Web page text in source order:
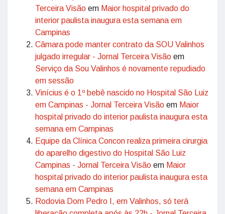
Terceira Visão em Maior hospital privado do
interior paulista inaugura esta semana em
Campinas
Câmara pode manter contrato da SOU Valinhos
julgado irregular - Jornal Terceira Visão em
Serviço da Sou Valinhos é novamente repudiado
em sessão
Vinícius é o 1º bebê nascido no Hospital São Luiz
em Campinas - Jornal Terceira Visão em Maior
hospital privado do interior paulista inaugura esta
semana em Campinas
Equipe da Clínica Concon realiza primeira cirurgia
do aparelho digestivo do Hospital São Luiz
Campinas - Jornal Terceira Visão em Maior
hospital privado do interior paulista inaugura esta
semana em Campinas
Rodovia Dom Pedro I, em Valinhos, só terá